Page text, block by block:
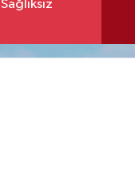
Sağlıksız